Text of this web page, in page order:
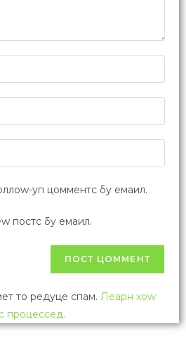
уп цомментс бy емаил.
постс бy емаил.
то редуце спам. Леарн хоw
процессед.